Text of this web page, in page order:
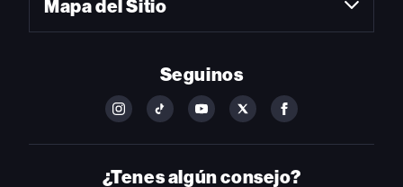
Mapa del Sitio
Seguinos
FOLLOW
ON
INSTAGRAM
FOLLOW
ON
YOUTUBE
FOLLOW
ON
YOUTUBE
FOLLOW
ON
FOLLOW
ON
FACEBOOK
¿Tenes algún consejo?